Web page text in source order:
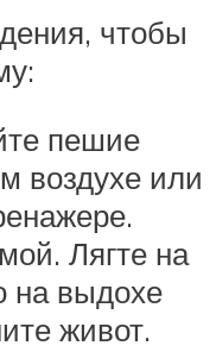
чтобы
пешие
воздухе или
Лягте на
на выдохе
живот.